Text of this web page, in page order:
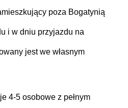
poza Bogatynią
i w dniu przyjazdu na
jest we własnym
4-5 osobowe z pełnym